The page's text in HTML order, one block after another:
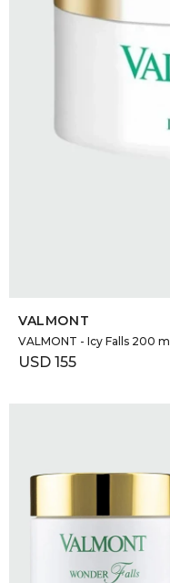
VALMONT
VALMONT - Icy Falls 200 ml
USD 155